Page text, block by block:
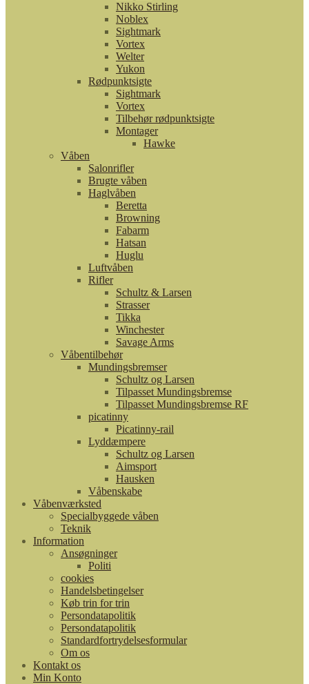
Nikko Stirling
Noblex
Sightmark
Vortex
Welter
Yukon
Rødpunktsigte
Sightmark
Vortex
Tilbehør rødpunktsigte
Montager
Hawke
Våben
Salonrifler
Brugte våben
Haglvåben
Beretta
Browning
Fabarm
Hatsan
Huglu
Luftvåben
Rifler
Schultz & Larsen
Strasser
Tikka
Winchester
Savage Arms
Våbentilbehør
Mundingsbremser
Schultz og Larsen
Tilpasset Mundingsbremse
Tilpasset Mundingsbremse RF
picatinny
Picatinny-rail
Lyddæmpere
Schultz og Larsen
Aimsport
Hausken
Våbenskabe
Våbenværksted
Specialbyggede våben
Teknik
Information
Ansøgninger
Politi
cookies
Handelsbetingelser
Køb trin for trin
Persondatapolitik
Persondatapolitik
Standardfortrydelsesformular
Om os
Kontakt os
Min Konto